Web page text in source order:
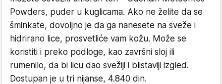
Powders, puder u kuglicama. Ako ne želite da se
šminkate, dovoljno je da ga nanesete na sveže i
hidrirano lice, prosvetliće vam kožu. Može se
koristiti i preko podloge, kao završni sloj ili
rumenilo, da bi licu dao svežiji i blistaviji izgled.
Dostupan je u tri nijanse, 4.840 din.